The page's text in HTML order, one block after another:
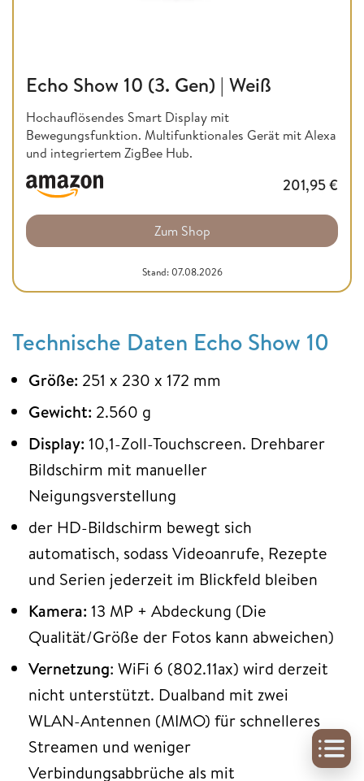
Echo Show 10 (3. Gen) | Weiß
Hochauflösendes Smart Display mit
Bewegungsfunktion. Multifunktionales Gerät mit Alexa
und integriertem ZigBee Hub.
201,95€
Zum Shop
Stand: 07.08.2026
Technische Daten Echo Show 10
Größe: 251 x 230 x 172 mm
Gewicht: 2.560 g
Display: 10,1-Zoll-Touchscreen. Drehbarer
Bildschirm mit manueller
Neigungsverstellung
der HD-Bildschirm bewegt sich
automatisch, sodass Videoanrufe, Rezepte
und Serien jederzeit im Blickfeld bleiben
Kamera: 13 MP + Abdeckung (Die
Qualität/Größe der Fotos kann abweichen)
Vernetzung: WiFi 6 (802.11ax) wird derzeit
nicht unterstützt. Dualband mit zwei
WLAN-Antennen (MIMO) für schnelleres
Streamen und weniger
Verbindungsabbrüche als mit